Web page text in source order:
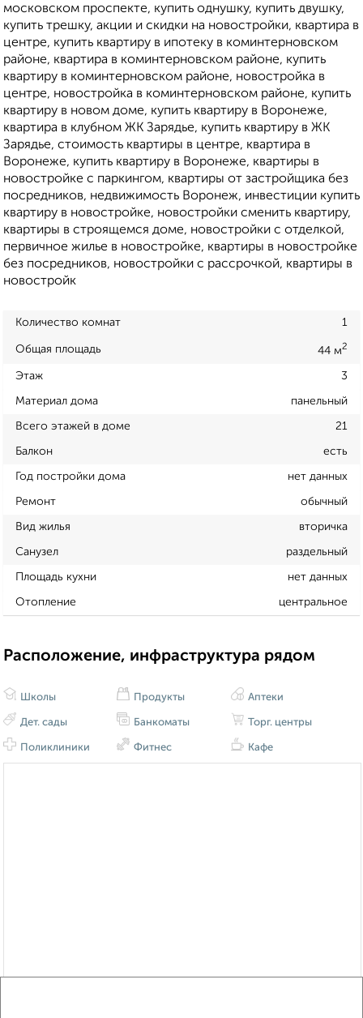
московском проспекте, купить однушку, купить двушку,
купить трешку, акции и скидки на новостройки, квартира в
центре, купить квартиру в ипотеку в коминтерновском
районе, квартира в коминтерновском районе, купить
квартиру в коминтерновском районе, новостройка в
центре, новостройка в коминтерновском районе, купить
квартиру в новом доме, купить квартиру в Воронеже,
квартира в клубном ЖК Зарядье, купить квартиру в ЖК
Зарядье, стоимость квартиры в центре, квартира в
Воронеже, купить квартиру в Воронеже, квартиры в
новостройке с паркингом, квартиры от застройщика без
посредников, недвижимость Воронеж, инвестиции купить
квартиру в новостройке, новостройки сменить квартиру,
квартиры в строящемся доме, новостройки с отделкой,
первичное жилье в новостройке, квартиры в новостройке
без посредников, новостройки с рассрочкой, квартиры в
новостройк
Количество комнат 1
Общая площадь 44 м2
Этаж 3
Материал дома панельный
Всего этажей в доме 21
Балкон есть
Год постройки дома нет данных
Ремонт обычный
Вид жилья вторичка
Санузел раздельный
Площадь кухни нет данных
Отопление центральное
Расположение, инфраструктура рядом
Школы
Дет. сады
Поликлиники
Продукты
Банкоматы
Фитнес
Аптеки
Торг. центры
Кафе